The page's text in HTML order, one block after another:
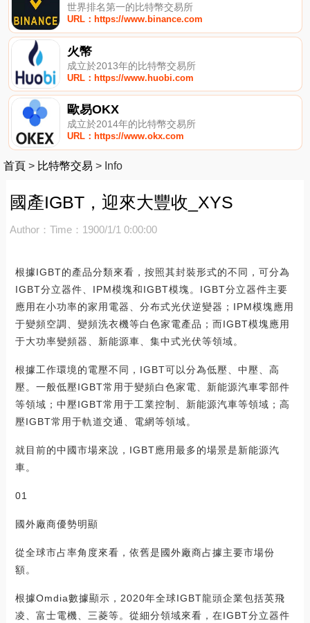
世界排名第一的比特幣交易所
URL：https://www.binance.com
火幣
成立於2013年的比特幣交易所
URL：https://www.huobi.com
歐易OKX
成立於2014年的比特幣交易所
URL：https://www.okx.com
首頁 > 比特幣交易 > Info
國產IGBT，迎來大豐收_XYS
Author： Time：1900/1/1 0:00:00
根據IGBT的產品分類來看，按照其封裝形式的不同，可分為
IGBT分立器件、IPM模塊和IGBT模塊。IGBT分立器件主要
應用在小功率的家用電器、分布式光伏逆變器；IPM模塊應用
于變頻空調、變頻洗衣機等白色家電產品；而IGBT模塊應用
于大功率變頻器、新能源車、集中式光伏等領域。
根據工作環境的電壓不同，IGBT可以分為低壓、中壓、高
壓。一般低壓IGBT常用于變頻白色家電、新能源汽車零部件
等領域；中壓IGBT常用于工業控制、新能源汽車等領域；高
壓IGBT常用于軌道交通、電網等領域。
就目前的中國市場來說，IGBT應用最多的場景是新能源汽
車。
01
國外廠商優勢明顯
從全球市占率角度來看，依舊是國外廠商占據主要市場份
額。
根據Omdia數據顯示，2020年全球IGBT龍頭企業包括英飛
凌、富士電機、三菱等。從細分領域來看，在IGBT分立器件